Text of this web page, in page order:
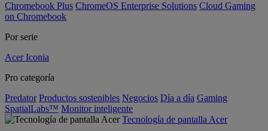
Chromebook Plus ChromeOS Enterprise Solutions Cloud Gaming
on Chromebook
Por serie
Acer Iconia
Pro categoría
Predator Productos sostenibles Negocios Día a día Gaming
SpatialLabs™ Monitor inteligente
Tecnología de pantalla Acer